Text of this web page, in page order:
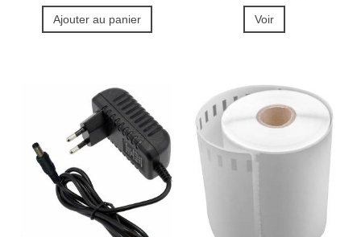
Ajouter au panier Voir